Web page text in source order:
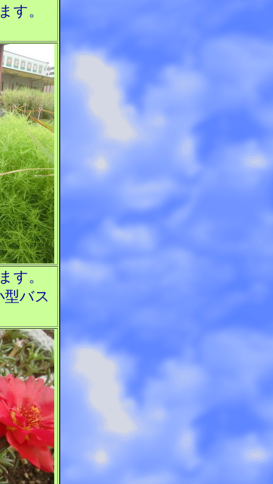
す。
す。
バス